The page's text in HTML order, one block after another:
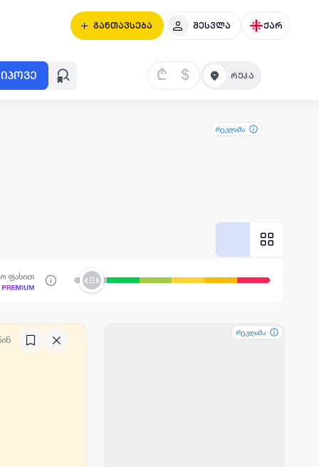
განთავსება შესვლა ქარ
იპოვე ₾ $
რეკლამა
ფასით
რეკლამა
რეკლამა
რეკლამა